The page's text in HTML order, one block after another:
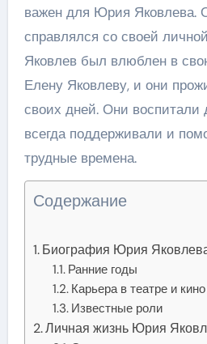
важен для Юрия Яковлева.
справлялся со своей
Яковлев был влюблен в
Елену Яковлеву, и они
своих дней. Они воспитали
всегда поддерживали и
трудные времена.
Содержание
Биография Юрия
Ранние годы
Карьера в театре и кино
Известные роли
Личная жизнь Юрия